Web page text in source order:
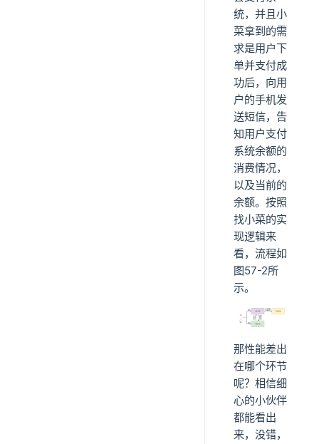
统，并且小
菜拿到的需
求是用户下
单并支付成
功后，向用
户的手机发
送短信，告
知用户支付
系统余额的
消费情况，
以及当前的
余额。按照
找小菜的实
现逻辑来
看，流程如
图57-2所
示。
那性能差出
在哪个环节
呢？相信细
心的小伙伴
都能看出
来，没错，